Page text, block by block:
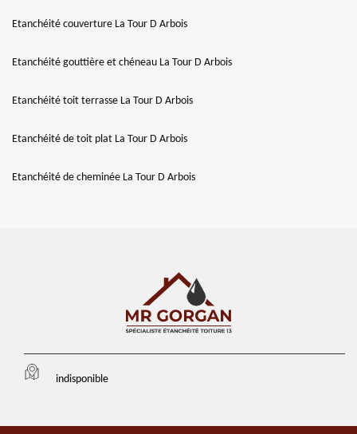
Etanchéité couverture La Tour D Arbois
Etanchéité gouttière et chéneau La Tour D Arbois
Etanchéité toit terrasse La Tour D Arbois
Etanchéité de toit plat La Tour D Arbois
Etanchéité de cheminée La Tour D Arbois
indisponible